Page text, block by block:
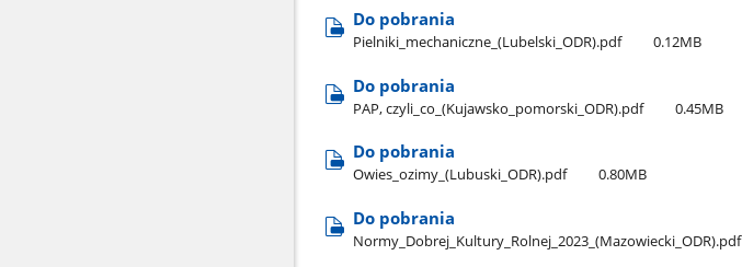
Do pobrania
Pielniki​_mechaniczne​_(Lubelski​_ODR).pdf 0.12MB
Do pobrania
PAP, czyli​_co​_(Kujawsko​_pomorski​_ODR).pdf 0.45MB
Do pobrania
Owies​_ozimy​_(Lubuski​_ODR).pdf 0.80MB
Do pobrania
Normy​_Dobrej​_Kultury​_Rolnej​_2023​_(Mazowiecki​_ODR).pdf